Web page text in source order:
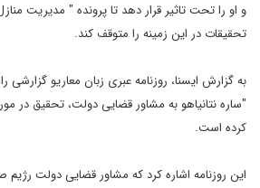
و او را تحت تاثیر قرار دهد تا پرونده " مدیریت
تحقیقات در این زمینه را متوقف کند.
به گزارش ایسنا، روزنامه عبری زبان معاریو
"ساره نتانیاهو به مشاور قضایی دولت، تحقیق در
کرده است.
این روزنامه اشاره کرد که مشاور قضایی دولت رژیم